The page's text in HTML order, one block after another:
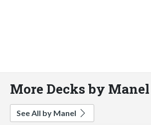
More Decks by Manel
See All by Manel